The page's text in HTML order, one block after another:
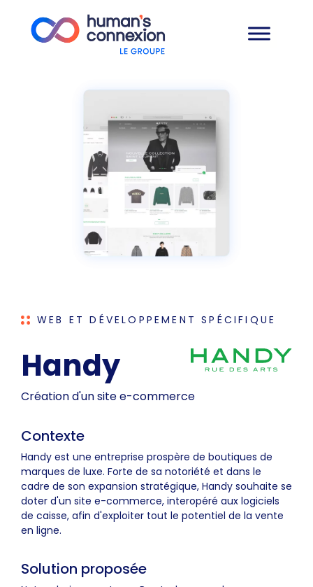
WEB ET DÉVELOPPEMENT SPÉCIFIQUE
Handy
Création d'un site e-commerce
Contexte
Handy est une entreprise prospère de boutiques de
marques de luxe. Forte de sa notoriété et dans le
cadre de son expansion stratégique, Handy souhaite se
doter d'un site e-commerce, interopéré aux logiciels
de caisse, afin d'exploiter tout le potentiel de la vente
en ligne.
Solution proposée